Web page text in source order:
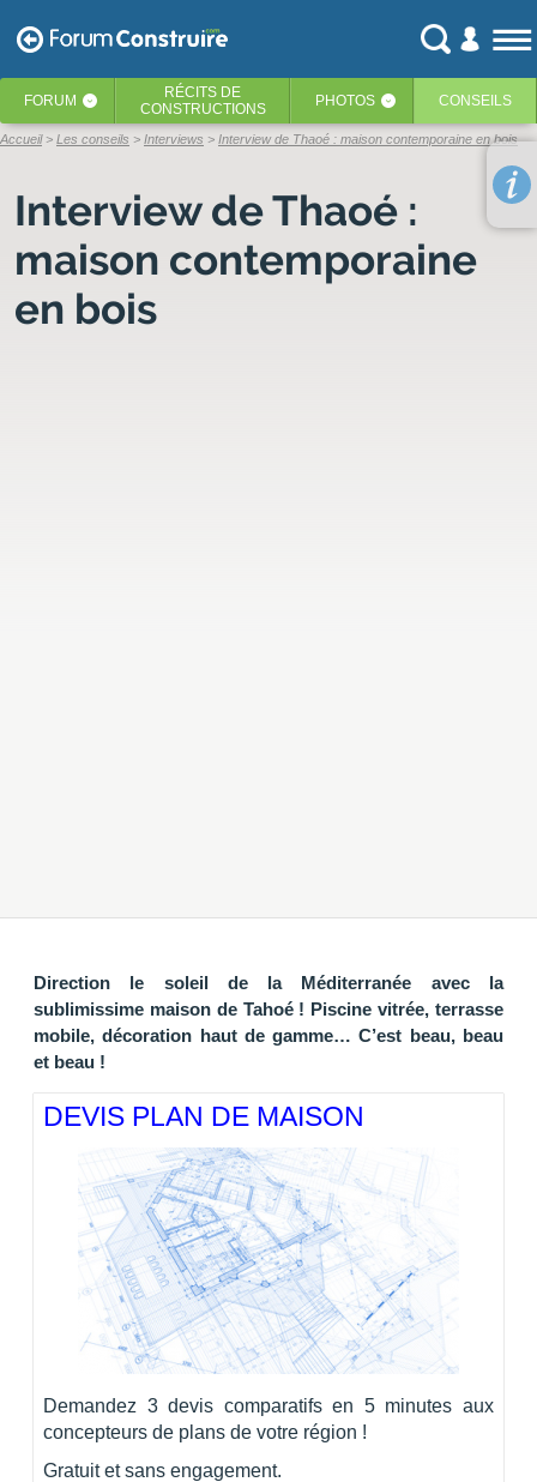
FORUM ‹ RÉCITS DE
CONSTRUCTIONS
PHOTOS ‹ CONSEILS
Accueil Les conseils Interviews Interview de Thaoé : maison contemporaine en bois
Interview de Thaoé :
maison contemporaine
en bois
Direction le soleil de la Méditerranée avec la
sublimissime maison de Tahoé ! Piscine vitrée, terrasse
mobile, décoration haut de gamme… C’est beau, beau
et beau !
DEVIS PLAN DE MAISON
Demandez 3 devis comparatifs en 5 minutes aux
concepteurs de plans de votre région !
Gratuit et sans engagement.